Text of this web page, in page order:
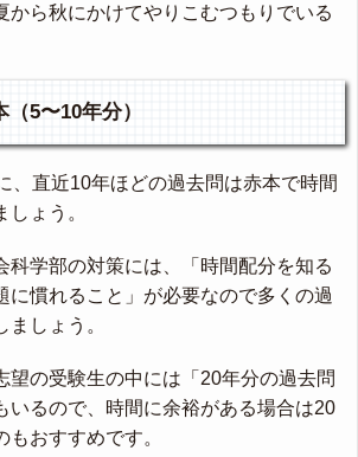
から秋にかけてやりこむつもりでいる
（5〜10年分）
、直近10年ほどの過去問は赤本で時間
ょう。
科学部の対策には、「時間配分を知る
に慣れること」が必要なので多くの過
しょう。
望の受験生の中には「20年分の過去問
いるので、時間に余裕がある場合は20
おすすめです。